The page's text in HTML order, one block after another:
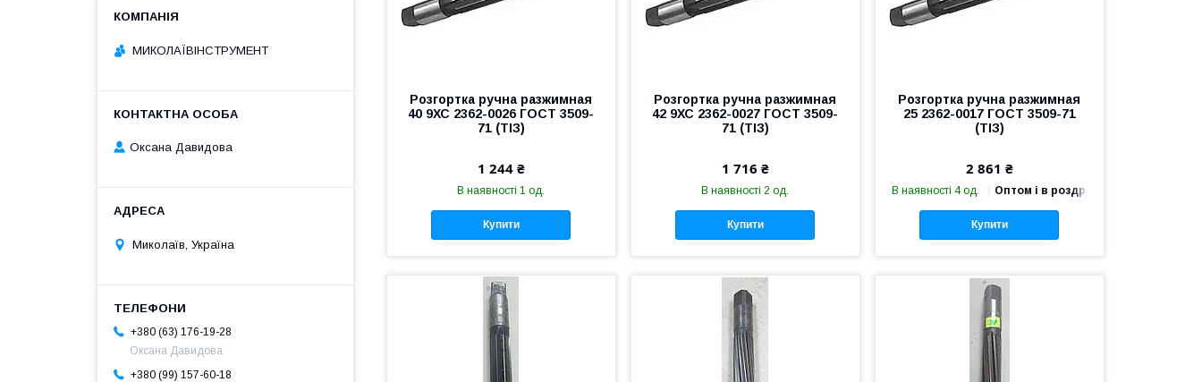
Розгортка ручна разжимная
40 9ХС 2362-0026 ГОСТ 3509-
71 (ТІЗ)
1 244 ₴
В наявності 1 од.
Купити
Розгортка ручна разжимная
42 9ХС 2362-0027 ГОСТ 3509-
71 (ТІЗ)
1 716 ₴
В наявності 2 од.
Купити
Розгортка ручна разжимная
25 2362-0017 ГОСТ 3509-71
(ТІЗ)
2 861 ₴
В наявності 4 од. Оптом і в роздріб
Купити
МИКОЛАЇВІНСТРУМЕНТ
Оксана Давидова
Миколаїв, Україна
+380 (63) 176-19-28
Оксана Давидова
+380 (99) 157-60-18